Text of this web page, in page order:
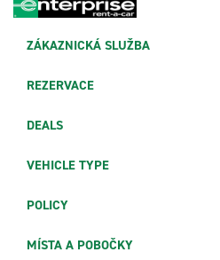
ZÁKAZNICKÁ SLUŽBA
REZERVACE
DEALS
VEHICLE TYPE
POLICY
MÍSTA A POBOČKY